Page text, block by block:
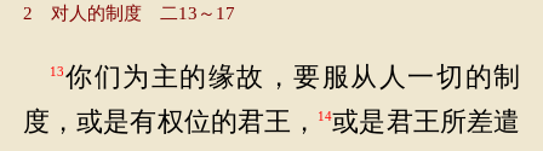
2 对人的制度 二13～17
13你们为主的缘故，要服从人一切的制
度，或是有权位的君王，
14或是君王所差遣